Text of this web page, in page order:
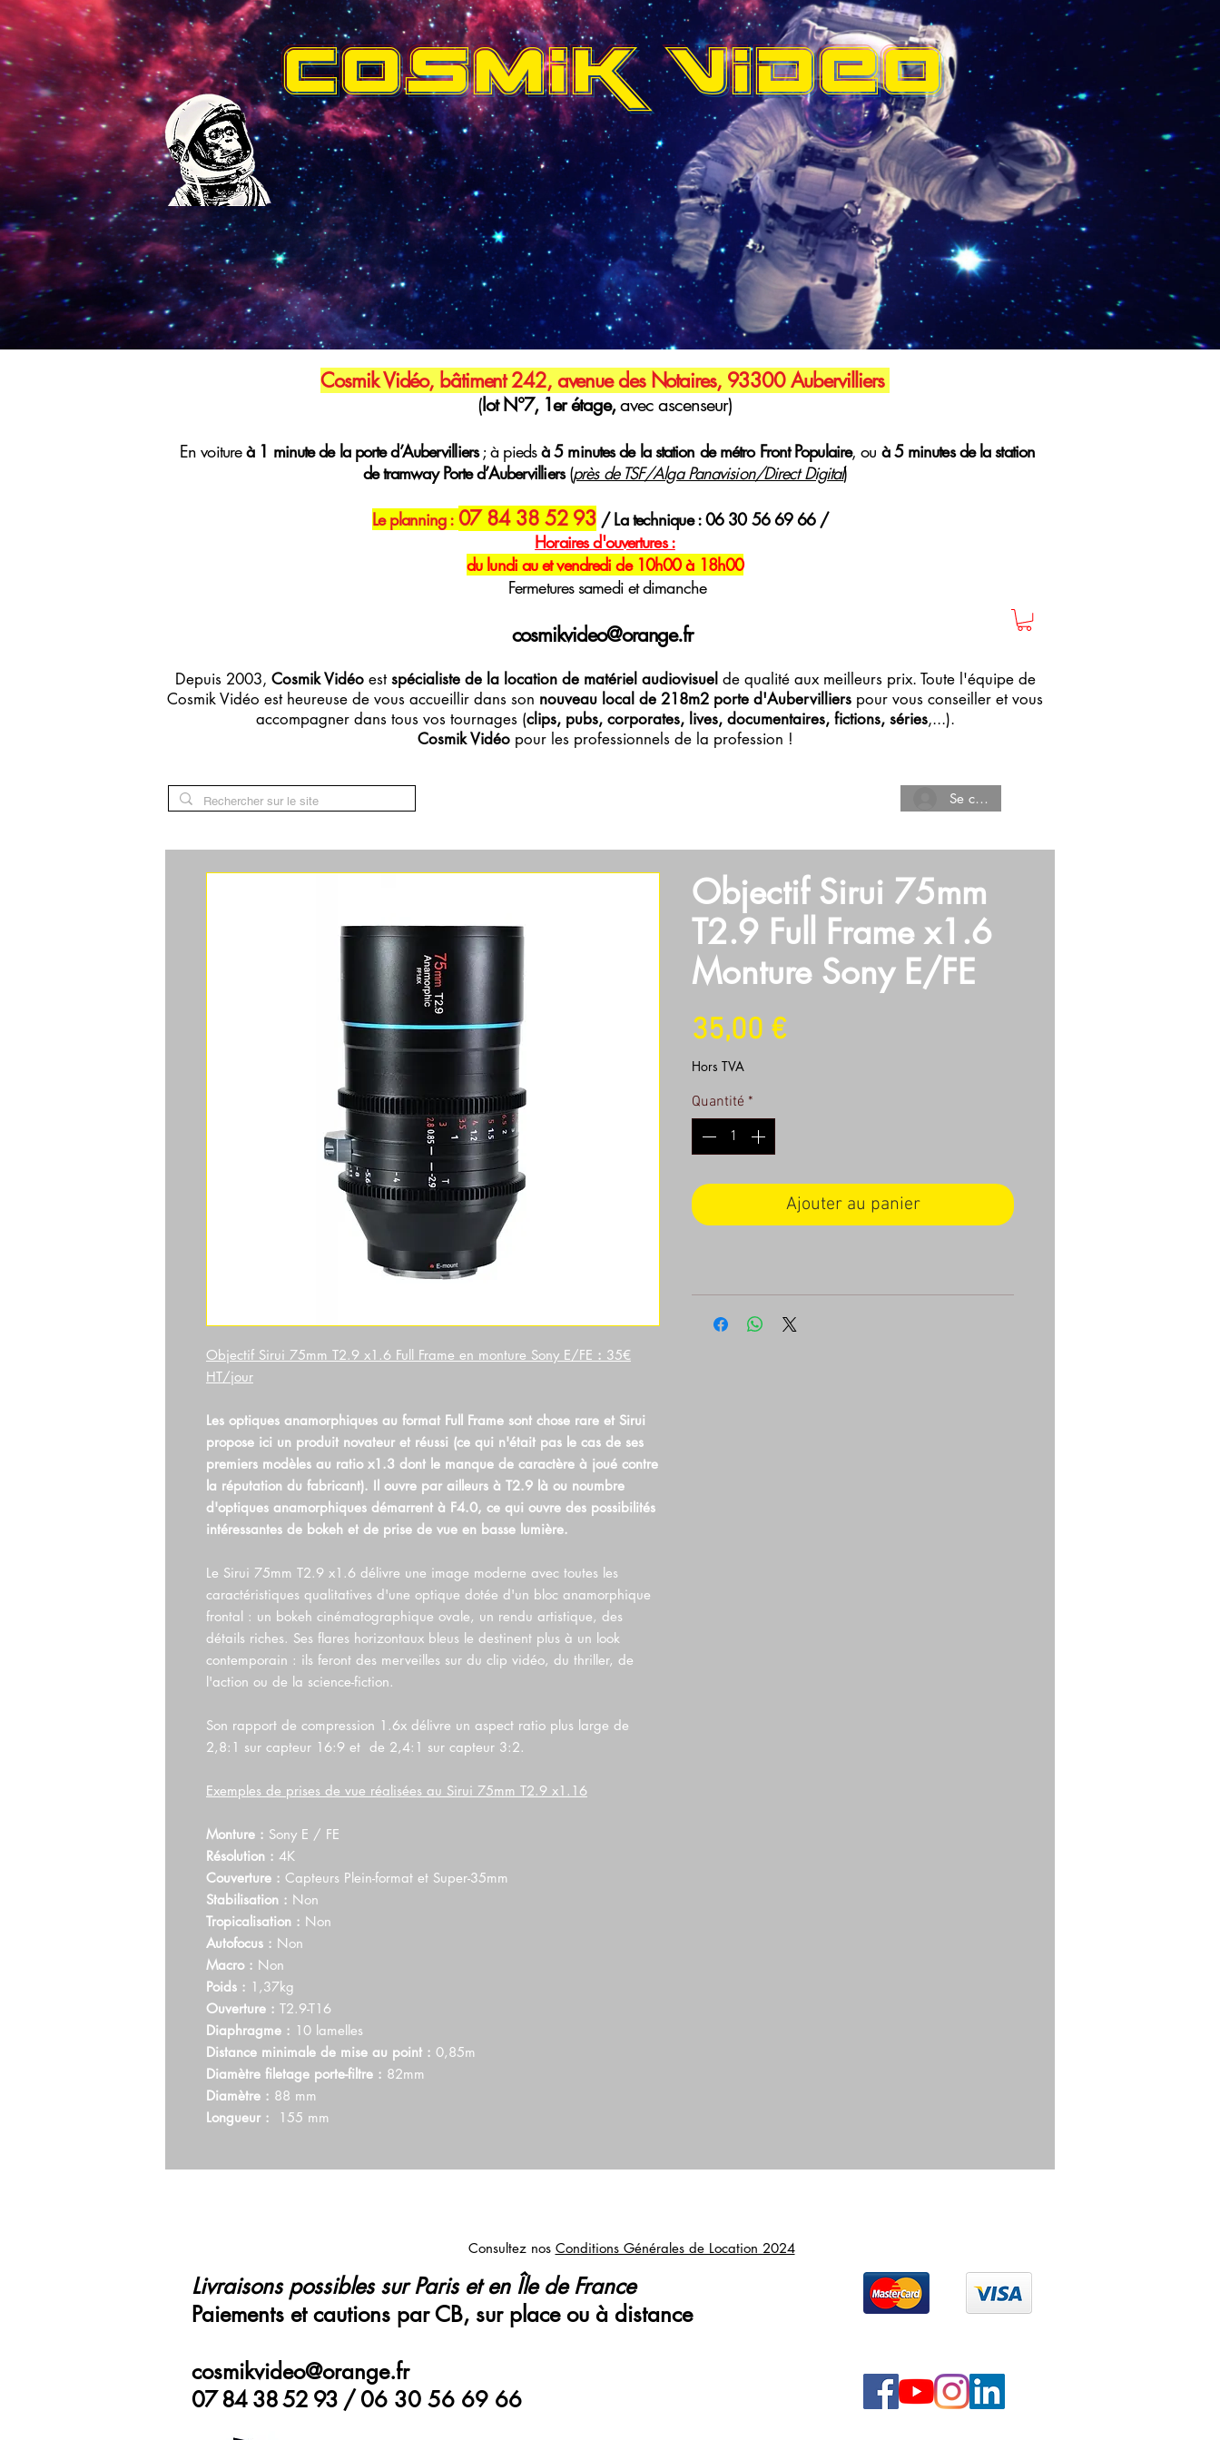
COSMIK VIDEO
Cosmik Vidéo, bâtiment 242, avenue des Notaires, 93300 Aubervilliers
(lot N°7, 1er étage,avec ascenseur)
En voitureà 1 minute de la porte d’Aubervilliers; à piedsà 5 minutes de la station de métro Front Populaire, ou à 5 minutes de la station
de tramway Porte d’Aubervilliers(près de TSF/Alga Panavision/Direct Digital)
Le planning : 07 84 38 52 93 / La technique : 06 30 56 69 66 /
Horairesd'ouvertures :
du lundi au et vendredi de 10h00 à 18h00
Fermetures samedi et dimanche
cosmikvideo@orange.fr
Depuis 2003, Cosmik Vidéoestspécialiste de la location de matériel audiovisuel de qualité aux meilleurs prix. Toute l'équipe de
Cosmik Vidéo est heureuse de vous accueillir dans son nouveau local de 218m2 porte d'Aubervilliers pour vous conseiller et vous
accompagner dans tous vos tournages (clips, pubs, corporates, lives, documentaires, fictions, séries,...).
Cosmik Vidéopour les professionnels de la profession !
Se connecter
Objectif Sirui 75mm T2.9 x1.6 Full Frame en monture Sony E/FE : 35€
HT/jour
Les optiques anamorphiques au format Full Frame sont chose rare et Sirui
propose ici un produit novateur et réussi (ce qui n'était pas le cas de ses
premiers modèles au ratio x1.3 dont le manque de caractère à joué contre
la réputation du fabricant). Il ouvre par ailleurs à T2.9 là ou noumbre
d'optiques anamorphiques démarrent à F4.0, ce qui ouvre des possibilités
intéressantes de bokeh et de prise de vue en basse lumière.
Le Sirui 75mm T2.9 x1.6 délivre une image moderne avec toutes les
caractéristiques qualitatives d'une optique dotée d'un bloc anamorphique
frontal : un bokeh cinématographique ovale, un rendu artistique, des
détails riches. Ses flares horizontaux bleus le destinent plus à un look
contemporain : ils feront des merveilles sur du clip vidéo, du thriller, de
l'action ou de la science-fiction.
Son rapport de compression 1.6x délivre un aspect ratio plus large de
2,8:1 sur capteur 16:9 et de 2,4:1 sur capteur 3:2.
Exemples de prises de vue réalisées au Sirui 75mm T2.9 x1.16
Monture : Sony E / FE
Résolution : 4K
Couverture : Capteurs Plein-format et Super-35mm
Stabilisation : Non
Tropicalisation : Non
Autofocus : Non
Macro : Non
Poids : 1,37kg
Ouverture : T2.9-T16
Diaphragme : 10 lamelles
Distance minimale de mise au point : 0,85m
Diamètre filetage porte-filtre : 82mm
Diamètre : 88 mm
Longueur : 155 mm
Objectif Sirui 75mm
T2.9 Full Frame x1.6
Monture Sony E/FE
35,00 €Prix
Hors TVA
Quantité *
Ajouter au panier
Consultez nos Conditions Générales de Location 2024
cosmikvideo@orange.fr
07 84 38 52 93 /06 30 56 69 66
Livraisons possibles sur Paris et en Île de France
Paiements et cautions par CB, sur place ou à distance